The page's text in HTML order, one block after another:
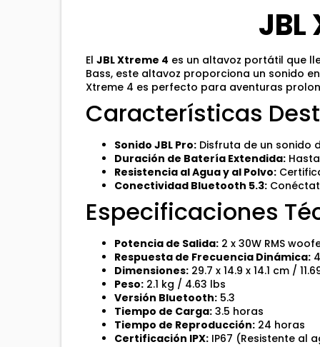
ElJBL Xtreme 4 es un altavoz portátil que
Bass, este altavoz proporciona un sonido
Xtreme 4 es perfecto para aventuras
Características
Sonido JBL Pro: Disfruta de un sonido
Duración de Batería Extendida:
Resistencia al Agua y al Polvo:
Conectividad Bluetooth 5.3:
Especificaciones
Potencia de Salida: 2 x 30W RMS
Respuesta de Frecuencia Dinámica:
Dimensiones: 29.7 x 14.9 x 14.1 cm /
Peso: 2.1 kg / 4.63 lbs
Versión Bluetooth: 5.3
Tiempo de Carga: 3.5 horas
Tiempo de Reproducción: 24 horas
Certificación IPX: IP67 (Resistente al